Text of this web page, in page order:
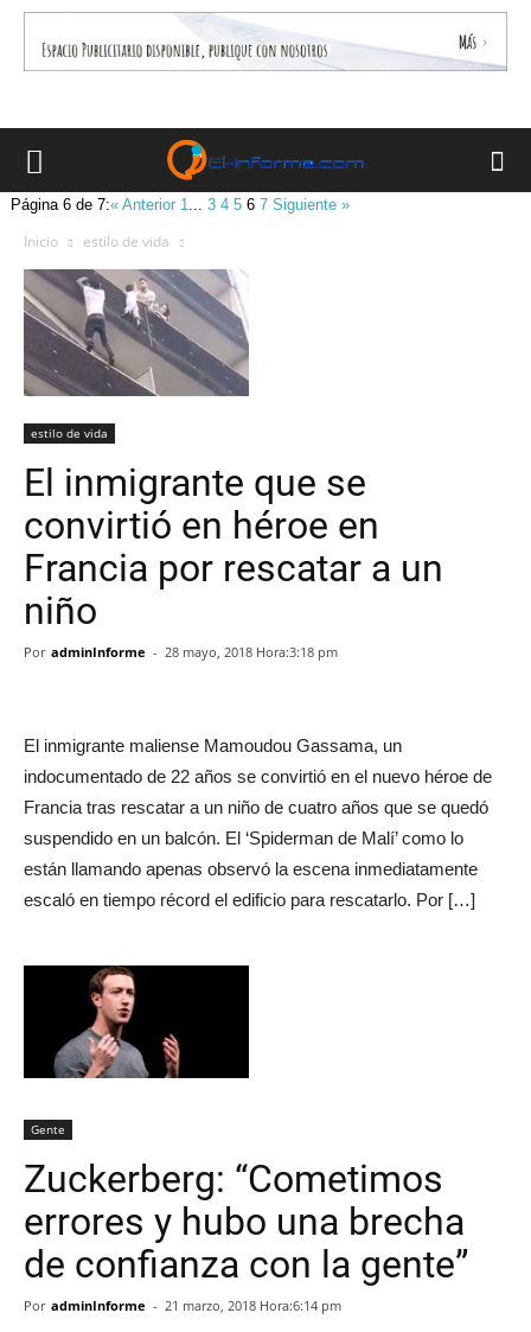
Página 6 de 7:« Anterior 1... 3 4 5 67 Siguiente »
Inicio estilo de vida
estilo de vida
El inmigrante que se
convirtió en héroe en
Francia por rescatar a un
niño
Por adminInforme - 28 mayo, 2018 Hora:3:18 pm
El inmigrante maliense Mamoudou Gassama, un
indocumentado de 22 años se convirtió en el nuevo héroe de
Francia tras rescatar a un niño de cuatro años que se quedó
suspendido en un balcón. El ‘Spiderman de Malí’ como lo
están llamando apenas observó la escena inmediatamente
escaló en tiempo récord el edificio para rescatarlo. Por […]
Gente
Zuckerberg: “Cometimos
errores y hubo una brecha
de confianza con la gente”
Por adminInforme - 21 marzo, 2018 Hora:6:14 pm